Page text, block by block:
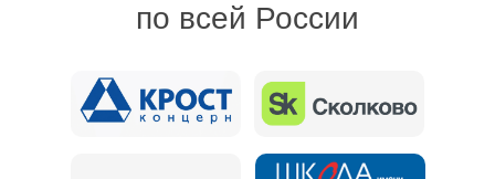
по всей России